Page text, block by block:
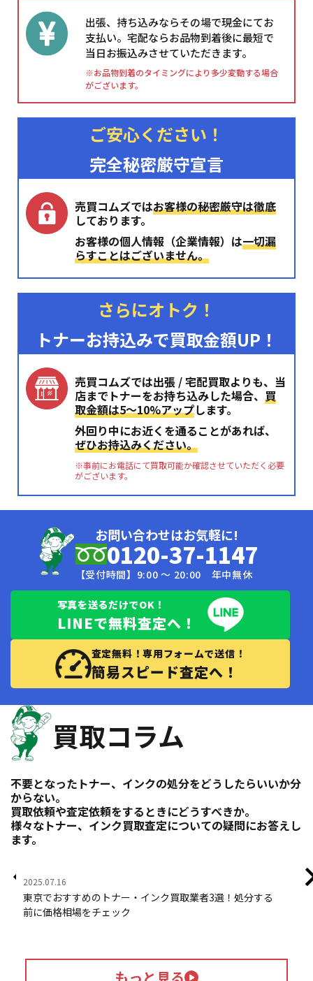
出張、持ち込みならその場で現金にてお
支払い。宅配ならお品物到着後に最短で
当日お振込みさせていただきます。
※お品物到着のタイミングにより多少変動する場合
がございます。
ご安心ください！
完全秘密厳守宣言
売買コムズではお客様の秘密厳守は徹底
しております。
お客様の個人情報（企業情報）は一切漏
らすことはございません。
さらにオトク！
トナーお持込みで買取金額UP！
売買コムズでは出張 / 宅配買取よりも、当
店までトナーをお持ち込みした場合、買
取金額は5〜10%アップします。
外回り中にお近くを通ることがあれば、
ぜひお持込みください。
※事前にお電話にて買取可能か確認させていただく必要
がございます。
お問い合わせはお気軽に!
0120-37-1147
【受付時間】9:00 〜 20:00 年中無休
写真を送るだけでOK！
LINEで無料査定へ！
査定無料！専用フォームで送信！
簡易スピード査定へ！
買取コラム
不要となったトナー、インクの処分をどうしたらいいか分
からない。
買取依頼や査定依頼をするときにどうすべきか。
様々なトナー、インク買取査定についての疑問にお答えし
ます。
2025.07.16
東京でおすすめのトナー・インク買取業者3選！処分する
前に価格相場をチェック
もっと見る